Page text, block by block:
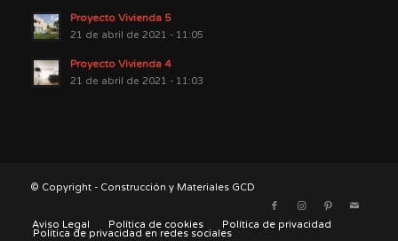
Proyecto Vivienda 5
21 de abril de 2021 - 11:05
Proyecto Vivienda 4
21 de abril de 2021 - 11:03
© Copyright - Construcción y Materiales GCD
Aviso Legal Política de cookies Política de privacidad
Política de privacidad en redes sociales